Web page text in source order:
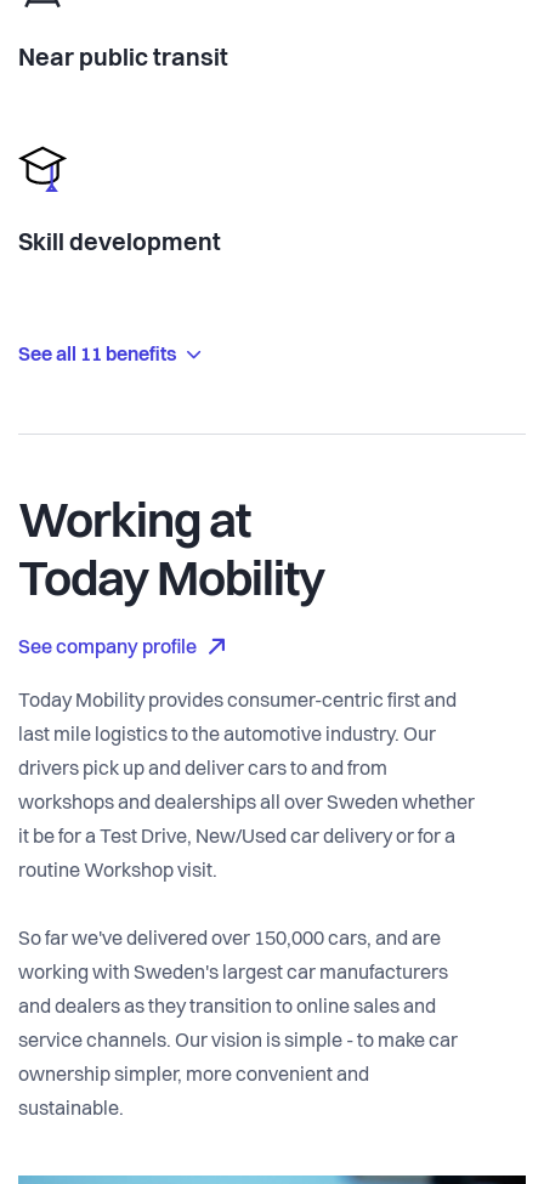
Near public transit
Skill development
See all 11 benefits
Working at
Today Mobility
See company profile
Today Mobility provides consumer-centric first and
last mile logistics to the automotive industry. Our
drivers pick up and deliver cars to and from
workshops and dealerships all over Sweden whether
it be for a Test Drive, New/Used car delivery or for a
routine Workshop visit.
So far we've delivered over 150,000 cars, and are
working with Sweden's largest car manufacturers
and dealers as they transition to online sales and
service channels. Our vision is simple - to make car
ownership simpler, more convenient and
sustainable.